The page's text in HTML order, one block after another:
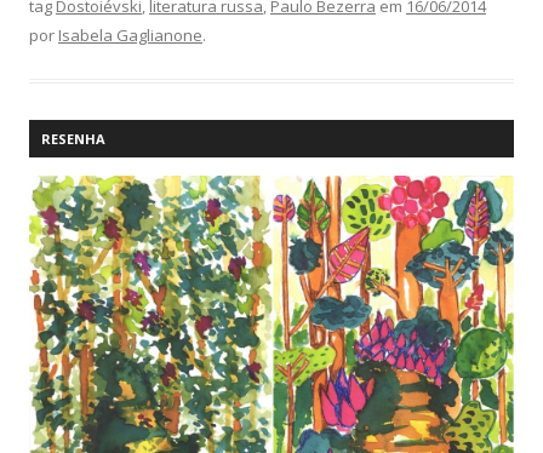
tag Dostoiévski, literatura russa, Paulo Bezerra em 16/06/2014
por Isabela Gaglianone.
RESENHA